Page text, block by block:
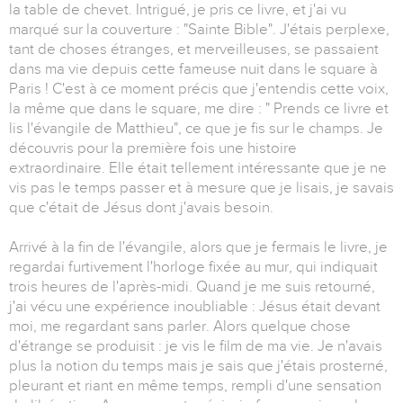
la table de chevet. Intrigué, je pris ce livre, et j'ai vu
marqué sur la couverture : "Sainte Bible". J'étais perplexe,
tant de choses étranges, et merveilleuses, se passaient
dans ma vie depuis cette fameuse nuit dans le square à
Paris ! C'est à ce moment précis que j'entendis cette voix,
la même que dans le square, me dire : " Prends ce livre et
lis l'évangile de Matthieu", ce que je fis sur le champs. Je
découvris pour la première fois une histoire
extraordinaire. Elle était tellement intéressante que je ne
vis pas le temps passer et à mesure que je lisais, je savais
que c'était de Jésus dont j'avais besoin.
Arrivé à la fin de l'évangile, alors que je fermais le livre, je
regardai furtivement l'horloge fixée au mur, qui indiquait
trois heures de l'après-midi. Quand je me suis retourné,
j'ai vécu une expérience inoubliable : Jésus était devant
moi, me regardant sans parler. Alors quelque chose
d'étrange se produisit : je vis le film de ma vie. Je n'avais
plus la notion du temps mais je sais que j'étais prosterné,
pleurant et riant en même temps, rempli d'une sensation